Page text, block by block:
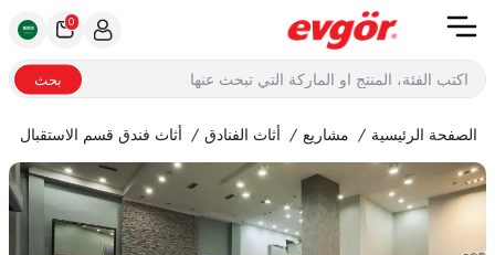
بحث
0
الصفحة الرئيسية / مشاريع / أثاث الفنادق / أثاث فندق قسم الاستقبال